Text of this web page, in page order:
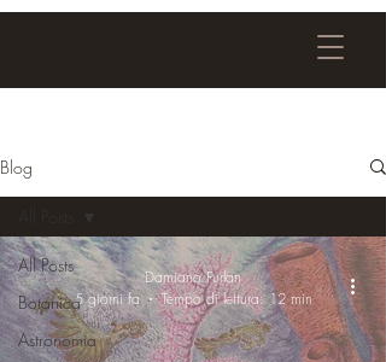
Blog
All Posts
Botanica
Astronomia
Damiano Furlan
5 giorni fa
Tempo di lettura: 12 min